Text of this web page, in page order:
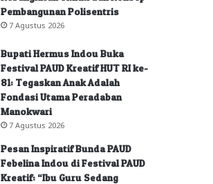
Pembangunan Polisentris
7 Agustus 2026
Bupati Hermus Indou Buka
Festival PAUD Kreatif HUT RI ke-
81: Tegaskan Anak Adalah
Fondasi Utama Peradaban
Manokwari
7 Agustus 2026
Pesan Inspiratif Bunda PAUD
Febelina Indou di Festival PAUD
Kreatif: “Ibu Guru Sedang